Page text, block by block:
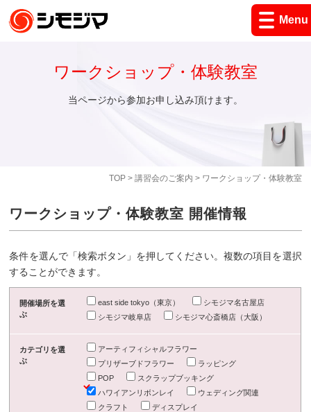
Menu
TOP> 講習会のご案内 > ワークショップ・体験教室
ワークショップ・体験教室
当ページから参加お申し込み頂けます。
ワークショップ・体験教室 開催情報
条件を選んで「検索ボタン」を押してください。複数の項目を選択
することができます。
開催場所を選
ぶ
east side tokyo（東京）
シモジマ名古屋店
シモジマ岐阜店
シモジマ心斎橋店（大阪）
カテゴリを選
ぶ
アーティフィシャルフラワー
プリザーブドフラワー
ラッピング
POP
スクラップブッキング
ハワイアンリボンレイ
ウェディング関連
クラフト
ディスプレイ